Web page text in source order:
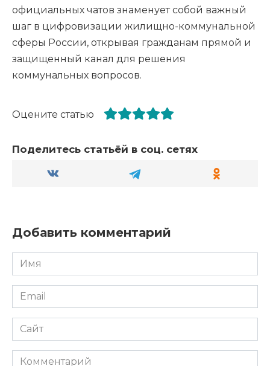
официальных чатов знаменует собой важный
шаг в цифровизации жилищно-коммунальной
сферы России, открывая гражданам прямой и
защищенный канал для решения
коммунальных вопросов.
Оцените статью
Поделитесь статьёй в соц. сетях
Добавить комментарий
Имя
*
Email
*
Сайт
Комментарий